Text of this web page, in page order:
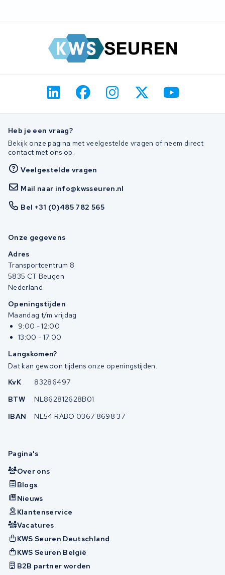
Heb je een vraag?
Bekijk onze pagina met veelgestelde vragen of neem direct
contact met ons op.
Veelgestelde vragen
Mail naar info@kwsseuren.nl
Bel +31 (0)485 782 565
Onze gegevens
Adres
Transportcentrum 8
5835 CT Beugen
Nederland
Openingstijden
Maandag t/m vrijdag
9:00 - 12:00
13:00 - 17:00
Langskomen?
Dat kan gewoon tijdens onze openingstijden.
KvK
83286497
BTW
NL862812628B01
IBAN
NL54 RABO 0367 8698 37
Pagina's
Over ons
Blogs
Nieuws
Klantenservice
Vacatures
KWS Seuren Deutschland
KWS Seuren België
B2B partner worden